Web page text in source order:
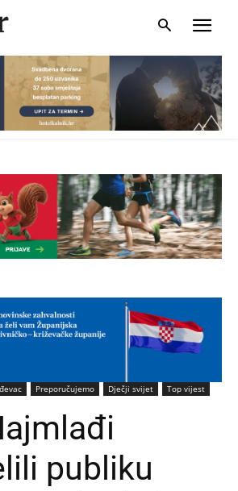
Preporučujemo Dječji svijet Top vijest
publiku